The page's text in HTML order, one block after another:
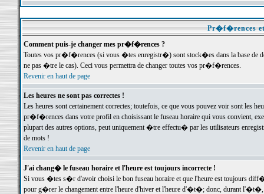
Pr�f�rences
Comment puis-je changer mes pr�f�rences ?
Toutes vos pr�f�rences (si vous �tes enregistr�) sont stock�es dans la base de
ne pas �tre le cas). Ceci vous permettra de changer toutes vos pr�f�rences.
Revenir en haut de page
Les heures ne sont pas correctes !
Les heures sont certainement correctes; toutefois, ce que vous pouvez voir sont
pr�f�rences dans votre profil en choisissant le fuseau horaire qui vous convient,
plupart des autres options, peut uniquement �tre effectu� par les utilisateurs
de mots !
Revenir en haut de page
J'ai chang� le fuseau horaire et l'heure est toujours incorrecte !
Si vous �tes s�r d'avoir choisi le bon fuseau horaire et que l'heure est toujours
pour g�rer le changement entre l'heure d'hiver et l'heure d'�t�; donc, durant